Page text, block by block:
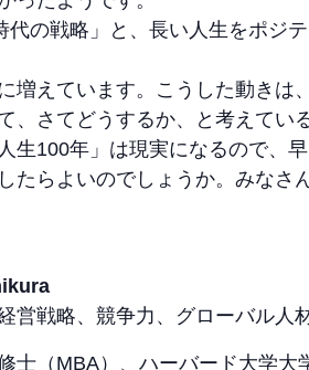
代の戦略」と、長い人生をポジ
増えています。こうした動きは
、さてどうするか、と考えてい
生100年」は現実になるので、
たらよいのでしょうか。みな
営戦略、競争力、グローバル人
士（MBA）、ハーバード大学大